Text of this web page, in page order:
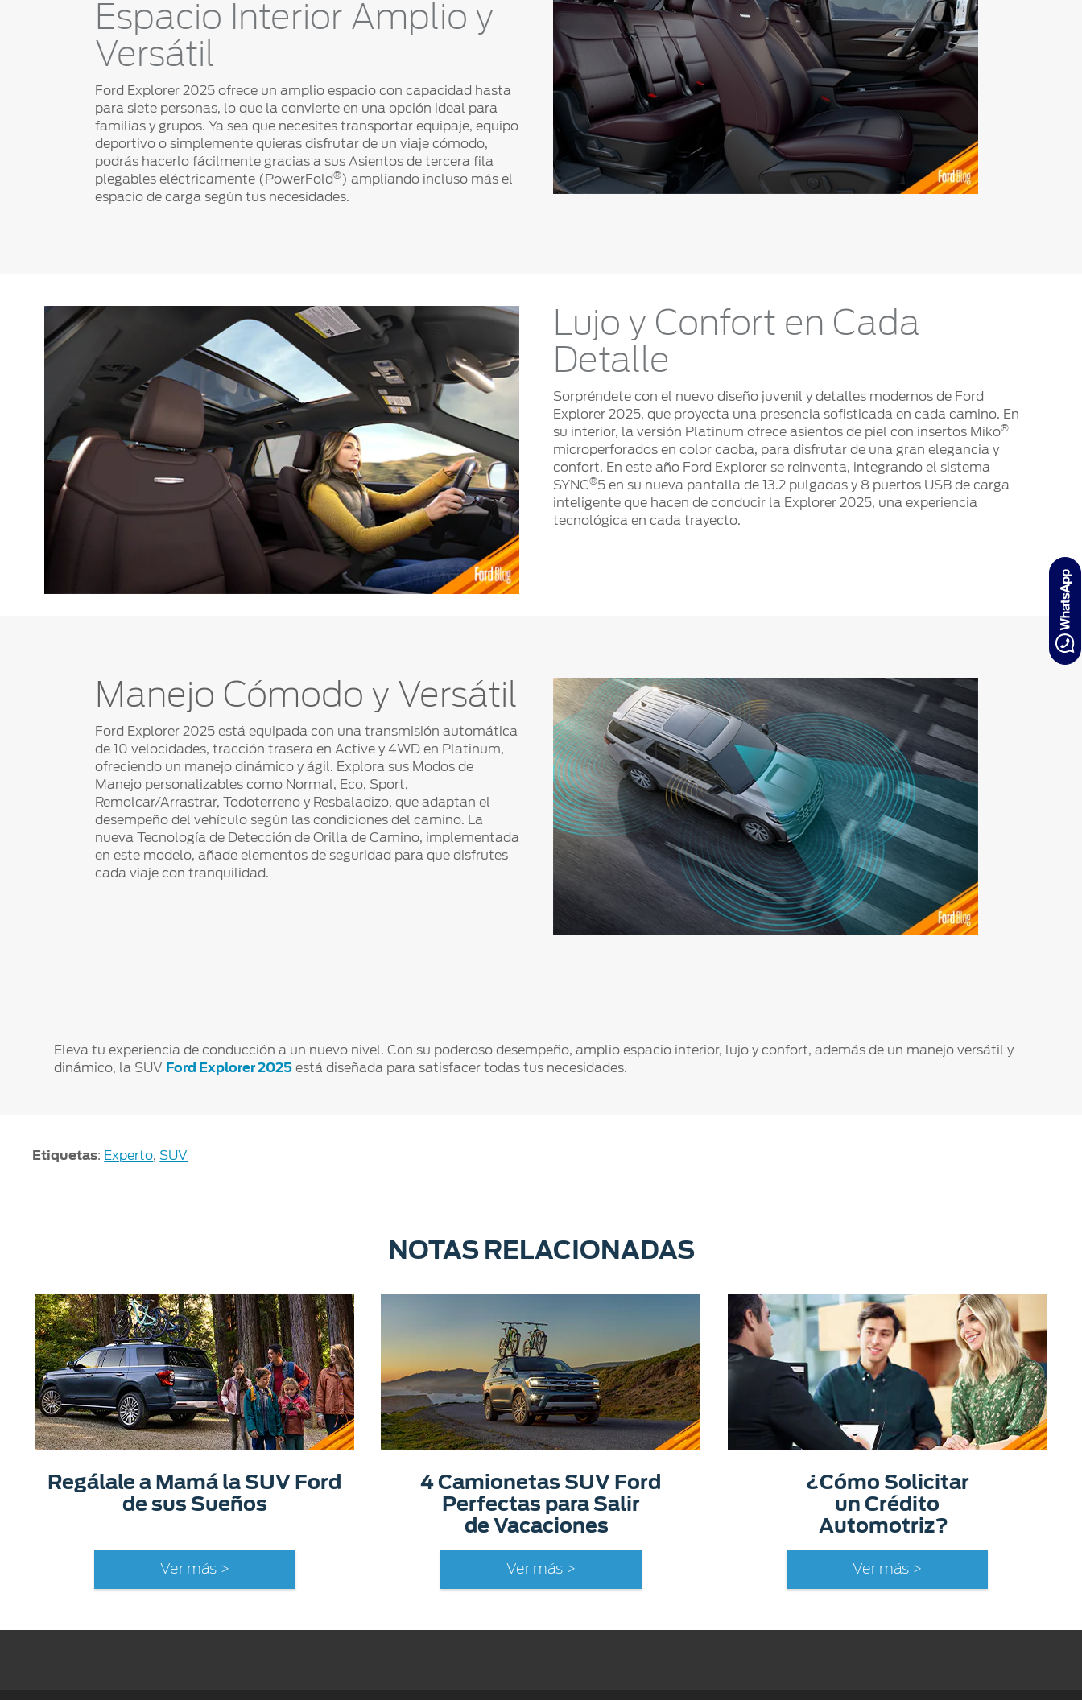
Espacio Interior Amplio y
Versátil
Ford Explorer 2025 ofrece un amplio espacio con capacidad hasta
para siete personas, lo que la convierte en una opción ideal para
familias y grupos. Ya sea que necesites transportar equipaje, equipo
deportivo o simplemente quieras disfrutar de un viaje cómodo,
podrás hacerlo fácilmente gracias a sus Asientos de tercera fila
plegables eléctricamente (PowerFold®) ampliando incluso más el
espacio de carga según tus necesidades.
Lujo y Confort en Cada
Detalle
Sorpréndete con el nuevo diseño juvenil y detalles modernos de Ford
Explorer 2025, que proyecta una presencia sofisticada en cada camino. En
su interior, la versión Platinum ofrece asientos de piel con insertos Miko®
microperforados en color caoba, para disfrutar de una gran elegancia y
confort. En este año Ford Explorer se reinventa, integrando el sistema
SYNC®5 en su nueva pantalla de 13.2 pulgadas y 8 puertos USB de carga
inteligente que hacen de conducir la Explorer 2025, una experiencia
tecnológica en cada trayecto.
Manejo Cómodo y Versátil
Ford Explorer 2025 está equipada con una transmisión automática
de 10 velocidades, tracción trasera en Active y 4WD en Platinum,
ofreciendo un manejo dinámico y ágil. Explora sus Modos de
Manejo personalizables como Normal, Eco, Sport,
Remolcar/Arrastrar, Todoterreno y Resbaladizo, que adaptan el
desempeño del vehículo según las condiciones del camino. La
nueva Tecnología de Detección de Orilla de Camino, implementada
en este modelo, añade elementos de seguridad para que disfrutes
cada viaje con tranquilidad.
Eleva tu experiencia de conducción a un nuevo nivel. Con su poderoso desempeño, amplio espacio interior, lujo y confort, además de un manejo versátil y
dinámico, la SUV Ford Explorer 2025 está diseñada para satisfacer todas tus necesidades.
Etiquetas: Experto,SUV
NOTAS RELACIONADAS
Regálale a Mamá la SUV Ford
de sus Sueños
Ver más >
4 Camionetas SUV Ford
Perfectas para Salir
de Vacaciones
Ver más >
¿Cómo Solicitar
un Crédito
Automotriz?
Ver más >